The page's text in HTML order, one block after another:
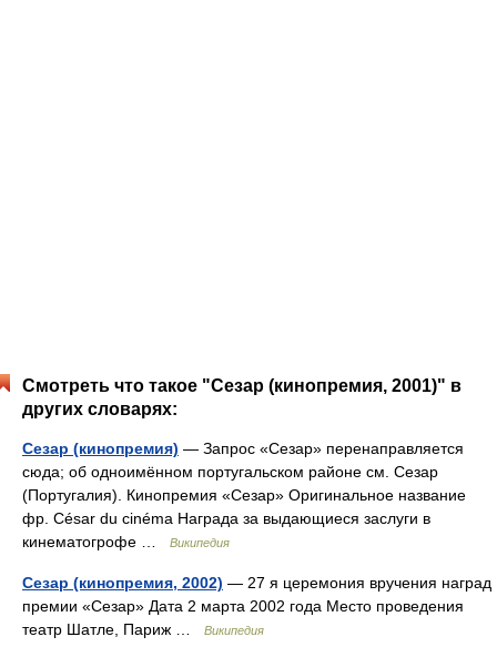
Смотреть что такое "Сезар (кинопремия, 2001)" в
других словарях:
Сезар (кинопремия) — Запрос «Сезар» перенаправляется
сюда; об одноимённом португальском районе см. Сезар
(Португалия). Кинопремия «Сезар» Оригинальное название
фр. César du cinéma Награда за выдающиеся заслуги в
кинематогрофе …
Википедия
Сезар (кинопремия, 2002) — 27 я церемония вручения наград
премии «Сезар» Дата 2 марта 2002 года Место проведения
театр Шатле, Париж …
Википедия